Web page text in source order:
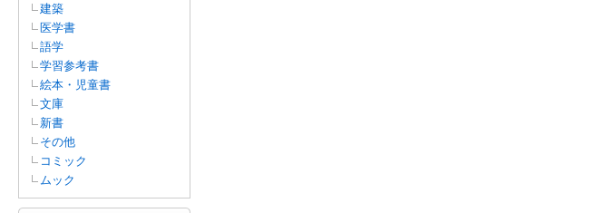
建築
医学書
語学
学習参考書
絵本・児童書
文庫
新書
その他
コミック
ムック